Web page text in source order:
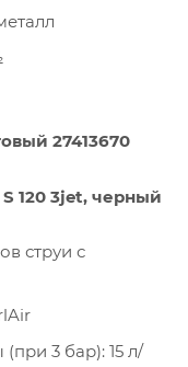
27413670
120 3jet, черный
струи с
3 бар): 15 л/